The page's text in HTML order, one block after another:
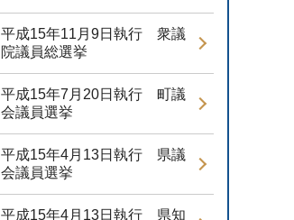
平成15年11月9日執行 衆議
院議員総選挙
平成15年7月20日執行 町議
会議員選挙
平成15年4月13日執行 県議
会議員選挙
平成15年4月13日執行 県知